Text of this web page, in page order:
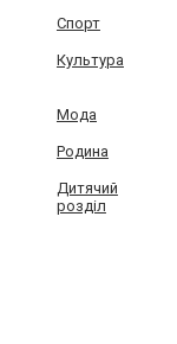
Спорт
Культура
Мода
Родина
Дитячий
розділ